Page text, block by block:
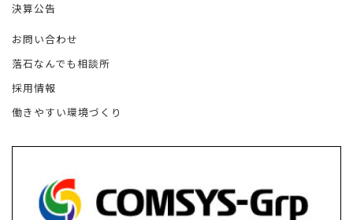
決算公告
お問い合わせ
落石なんでも相談所
採用情報
働きやすい環境づくり